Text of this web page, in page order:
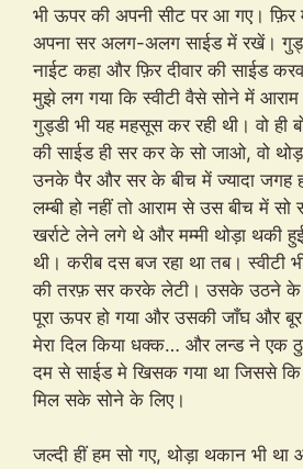
भी ऊपर की अपनी सीट पर आ गए। फ़िर
अपना सर अलग-अलग साईड में रखें।
नाईट कहा और फ़िर दीवार की साईड
मुझे लग गया कि स्वीटी वैसे सोने में
गुड्डी भी यह महसूस कर रही थी। वो ही
की साईड ही सर कर के सो जाओ, वो
उनके पैर और सर के बीच में ज्यादा जगह
लम्बी हो नहीं तो आराम से उस बीच में सो
खर्राटे लेने लगे थे और मम्मी थोड़ा थकी
थी। करीब दस बज रहा था तब। स्वीटी
की तरफ़ सर करके लेटी। उसके उठने के
पूरा ऊपर हो गया और उसकी जाँघ और
मेरा दिल किया धक्क… और लन्ड ने एक
दम से साईड मे खिसक गया था जिससे कि
मिल सके सोने के लिए।
जल्दी हीं हम सो गए, थोड़ा थकान भी